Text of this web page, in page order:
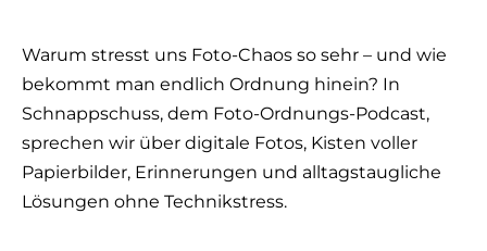
Warum stresst uns Foto-Chaos so sehr – und wie
bekommt man endlich Ordnung hinein? In
Schnappschuss, dem Foto-Ordnungs-Podcast,
sprechen wir über digitale Fotos, Kisten voller
Papierbilder, Erinnerungen und alltagstaugliche
Lösungen ohne Technikstress.